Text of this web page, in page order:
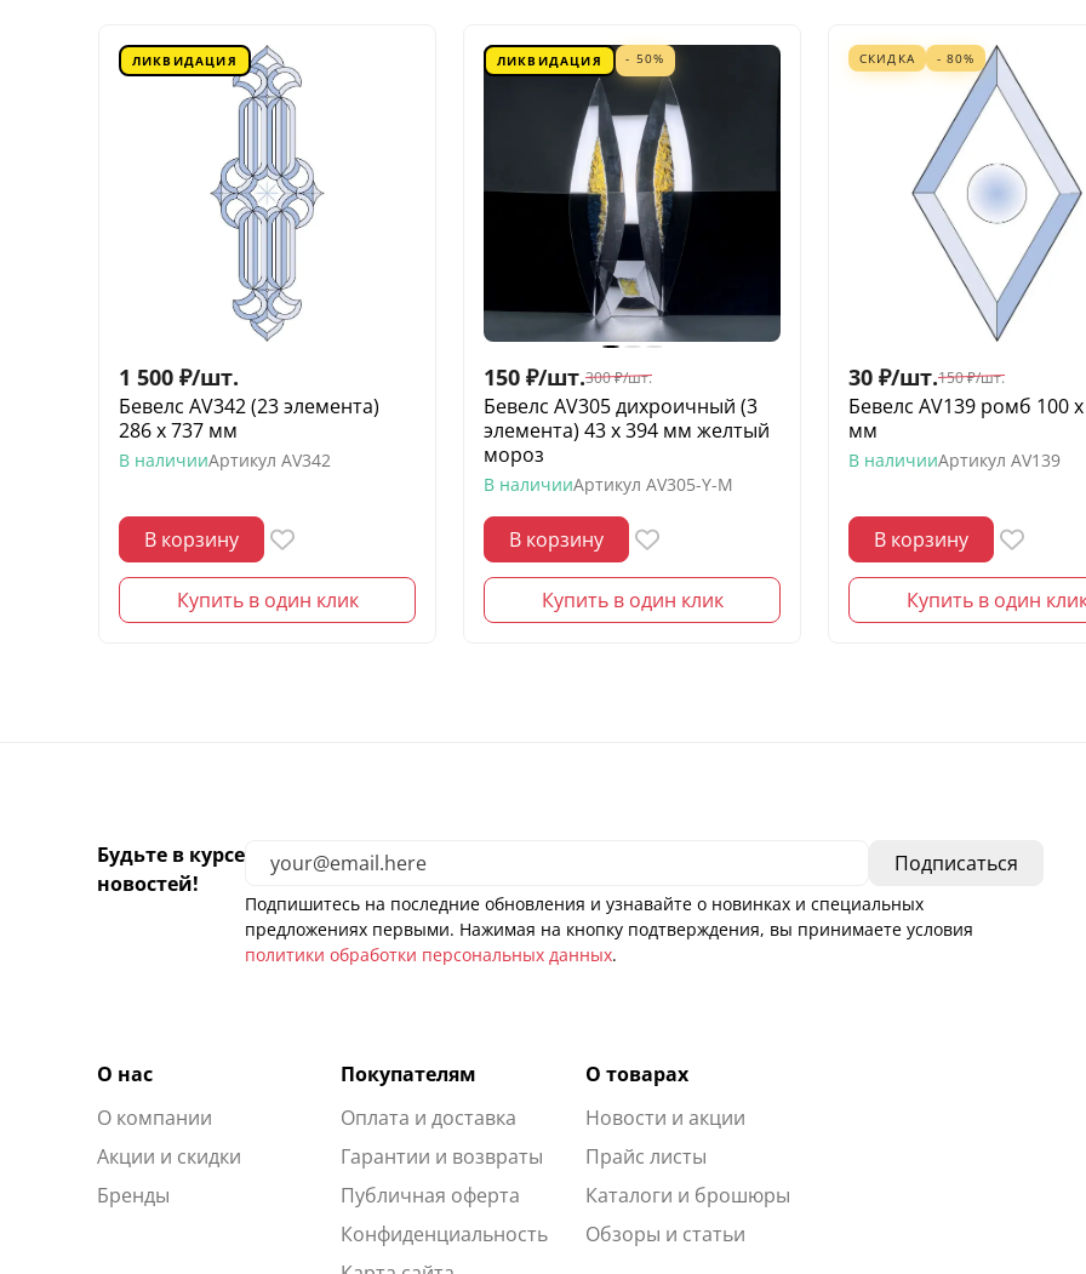
ЛИКВИДАЦИЯ
1 500 ₽/шт.
Бевелс AV342 (23 элемента)
286 х 737 мм
В наличииАртикул AV342
В корзину
Купить в один клик
ЛИКВИДАЦИЯ - 50%
150 ₽/шт.300 ₽/шт.
Бевелс AV305 дихроичный (3
элемента) 43 х 394 мм желтый
мороз
В наличииАртикул AV305-Y-M
В корзину
Купить в один клик
СКИДКА - 80%
30 ₽/шт.150 ₽/шт.
Бевелс AV139 ромб 100
мм
В наличииАртикул AV139
В корзину
Купить в один
Будьте в курсе
новостей!
Подпишитесь на последние обновления и узнавайте о новинках и специальных
предложениях первыми. Нажимая на кнопку подтверждения, вы принимаете условия
политики обработки персональных данных.
О нас
О компании
Акции и скидки
Бренды
Покупателям
Оплата и доставка
Гарантии и возвраты
Публичная оферта
Конфиденциальность
О товарах
Новости и акции
Прайс листы
Каталоги и брошюры
Обзоры и статьи